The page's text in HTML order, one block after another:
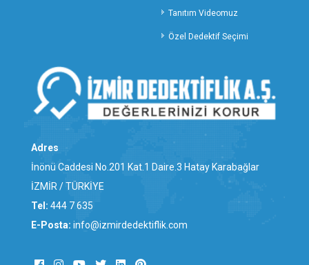
YOZGAT ÖZEL DEDEKTİFLİK
ZONGULDAK ÖZEL DEDEKTİFLİK
ALİAĞA ÖZEL DEDEKTİFLİK
BALÇOVA ÖZEL DEDEKTİFLİK
BAYINDIR ÖZEL DEDEKTİFLİK
BAYRAKLI ÖZEL DEDEKTİFLİK
BERGAMA ÖZEL DEDEKTİFLİK
BEYDAĞ ÖZEL DEDEKTİFLİK
BORNOVA ÖZEL DEDEKTİFLİK
ÇEŞME ÖZEL DEDEKTİFLİK
Tanıtım Videomuz
Özel Dedektif Seçimi
Adres
İnönü Caddesi No.201 Kat.1 Daire.3 Hatay Karabağlar
İZMİR / TÜRKİYE
Tel: 444 7 635
E-Posta: info@izmirdedektiflik.com